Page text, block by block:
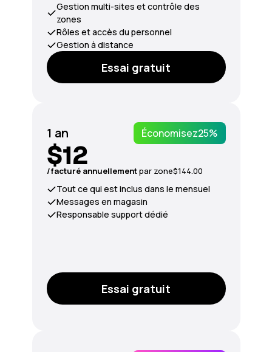
Gestion multi-sites et contrôle des
zones
Rôles et accès du personnel
Gestion à distance
Essai gratuit
1 an Économisez25%
$12
/facturé annuellementpar zone$144.00
Tout ce qui est inclus dans le mensuel
Messages en magasin
Responsable support dédié
Essai gratuit